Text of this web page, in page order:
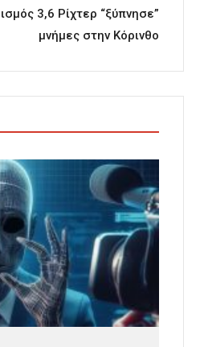
3,6 Ρίχτερ “ξύπνησε”
μνήμες στην Κόρινθο